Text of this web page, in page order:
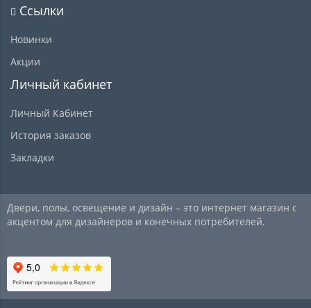
Ссылки
Новинки
Акции
Личный кабинет
Личный Кабинет
История заказов
Закладки
Двери, полы, освещение и дизайн – это интернет магазин с
акцентом для дизайнеров и конечных потребителей.